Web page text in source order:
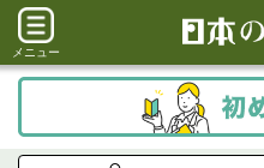
メニュー